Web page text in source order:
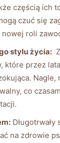
częścią ich
czuć się
roli
stylu życia:
które przez
Nagle,
co
na ‍zdrowie